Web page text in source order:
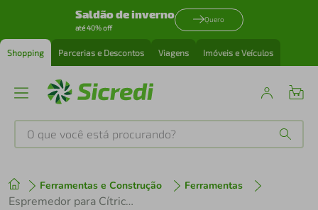
Saldão de inverno
até 40% off
Quero
Shopping Parcerias e Descontos Viagens Imóveis e Veículos
O que você está procurando?
Ferramentas e Construção Ferramentas
Espremedor para Cítrico Bird 12 cm
1º tenis